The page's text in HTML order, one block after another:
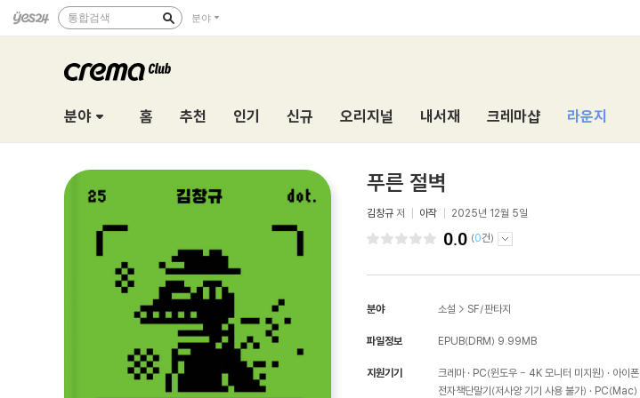
통합검색 분야
분야 홈 추천 인기 신규 오리지널 내서재 크레마샵 라운지
푸른 절벽
김창규 저 아작 2025년 12월 5일
0.0 (0건)
분야 소설 > SF/판타지
파일정보 EPUB(DRM) 9.99MB
지원기기 크레마 PC(윈도우 - 4K 모니터 미지원) 아이폰
전자책단말기(저사양 기기 사용 불가)
PC(Mac)